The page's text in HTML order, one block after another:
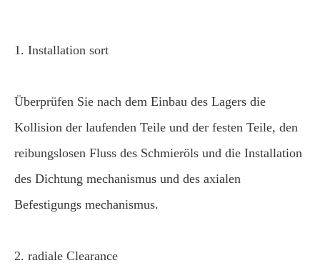
1. Installation sort
Überprüfen Sie nach dem Einbau des Lagers die
Kollision der laufenden Teile und der festen Teile, den
reibungslosen Fluss des Schmieröls und die Installation
des Dichtung mechanismus und des axialen
Befestigungs mechanismus.
2. radiale Clearance